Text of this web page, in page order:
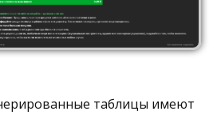
таблицы имеют